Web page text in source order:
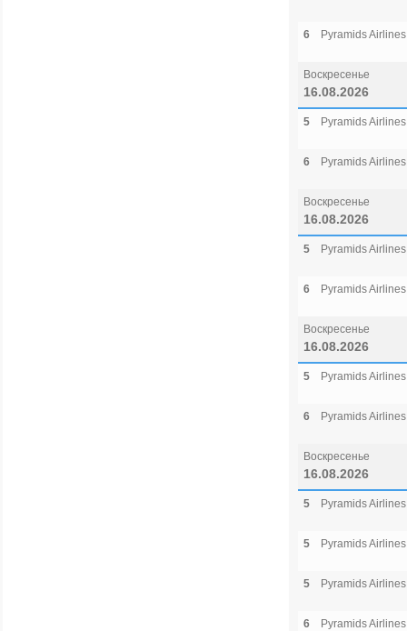
6 Pyramids Airlines
Воскресенье
16.08.2026
5 Pyramids Airlines
6 Pyramids Airlines
Воскресенье
16.08.2026
5 Pyramids Airlines
6 Pyramids Airlines
Воскресенье
16.08.2026
5 Pyramids Airlines
6 Pyramids Airlines
Воскресенье
16.08.2026
5 Pyramids Airlines
5 Pyramids Airlines
5 Pyramids Airlines
6 Pyramids Airlines